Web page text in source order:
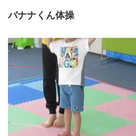
バナナくん体操